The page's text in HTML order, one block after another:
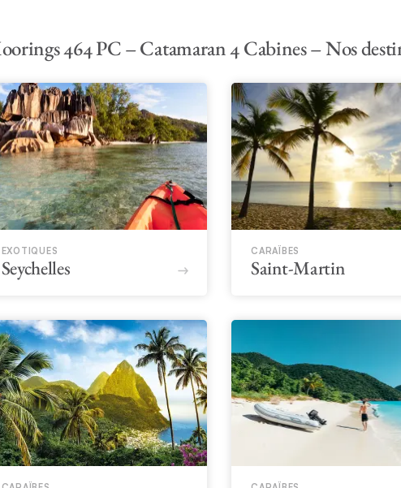
464 PC – Catamaran 4 Cabines – Nos
EXOTIQUES
Seychelles
CARAÏBES
Saint-Martin